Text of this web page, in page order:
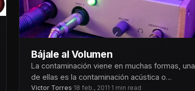
Bájale al Volumen
La contaminación viene en muchas formas, una
de ellas es la contaminación acústica o
contaminación por ruido. Las personas estamos
Victor Torres·18 feb., 2011·1 min read